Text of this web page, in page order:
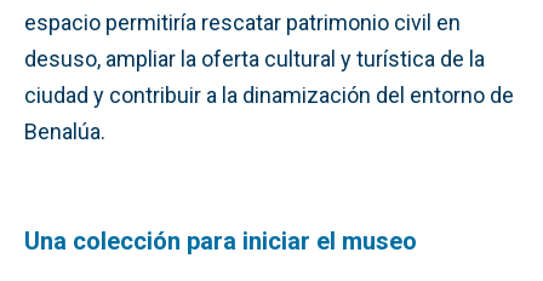
espacio permitiría rescatar patrimonio civil en
desuso, ampliar la oferta cultural y turística de la
ciudad y contribuir a la dinamización del entorno de
Benalúa.
Una colección para iniciar el museo